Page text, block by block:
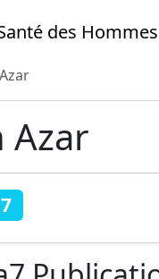
des Hommes
Azar